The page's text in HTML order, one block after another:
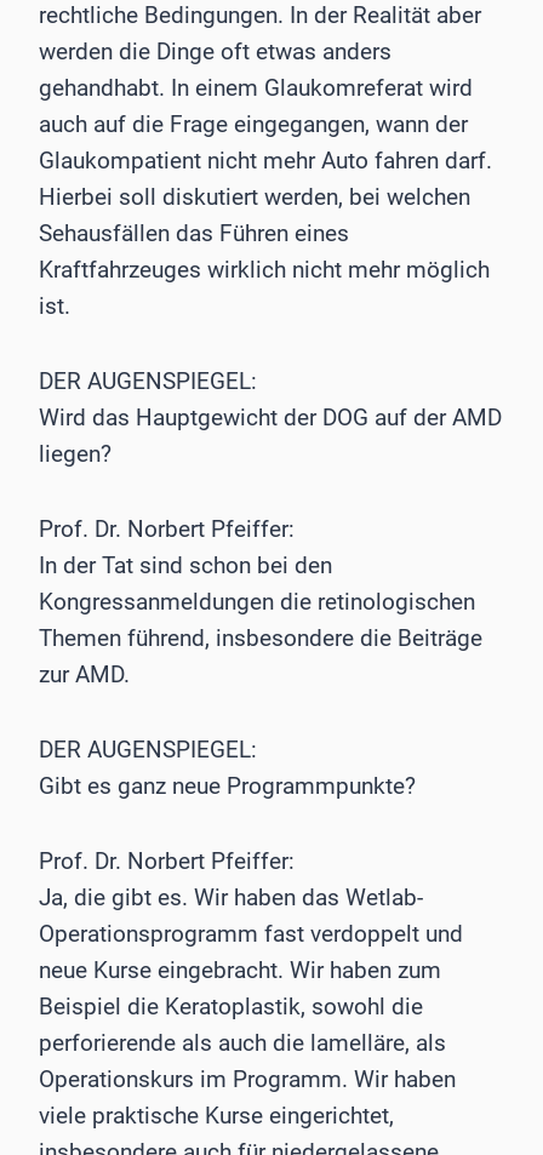
rechtliche Bedingungen. In der Realität aber
werden die Dinge oft etwas anders
gehandhabt. In einem Glaukomreferat wird
auch auf die Frage eingegangen, wann der
Glaukompatient nicht mehr Auto fahren darf.
Hierbei soll diskutiert werden, bei welchen
Sehausfällen das Führen eines
Kraftfahrzeuges wirklich nicht mehr möglich
ist.
DER AUGENSPIEGEL:
Wird das Hauptgewicht der DOG auf der AMD
liegen?
Prof. Dr. Norbert Pfeiffer:
In der Tat sind schon bei den
Kongressanmeldungen die retinologischen
Themen führend, insbesondere die Beiträge
zur AMD.
DER AUGENSPIEGEL:
Gibt es ganz neue Programmpunkte?
Prof. Dr. Norbert Pfeiffer:
Ja, die gibt es. Wir haben das Wetlab-
Operationsprogramm fast verdoppelt und
neue Kurse eingebracht. Wir haben zum
Beispiel die Keratoplastik, sowohl die
perforierende als auch die lamelläre, als
Operationskurs im Programm. Wir haben
viele praktische Kurse eingerichtet,